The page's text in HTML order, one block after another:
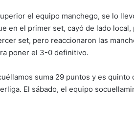
el equipo manchego, se lo
en el primer set, cayó de lado
set, pero reaccionaron las
poner el 3-0 definitivo.
suma 29 puntos y es
El sábado, el equipo